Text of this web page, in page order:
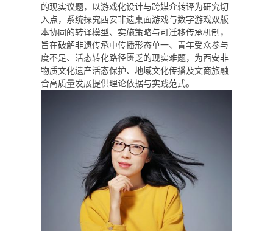
的现实议题，以游戏化设计与跨媒介转译为研究切
入点，系统探究西安非遗桌面游戏与数字游戏双版
本协同的转译模型、实施策略与可迁移传承机制，
旨在破解非遗传承中传播形态单一、青年受众参与
度不足、活态转化路径匮乏的现实难题，为西安非
物质文化遗产活态保护、地域文化传播及文商旅融
合高质量发展提供理论依据与实践范式。